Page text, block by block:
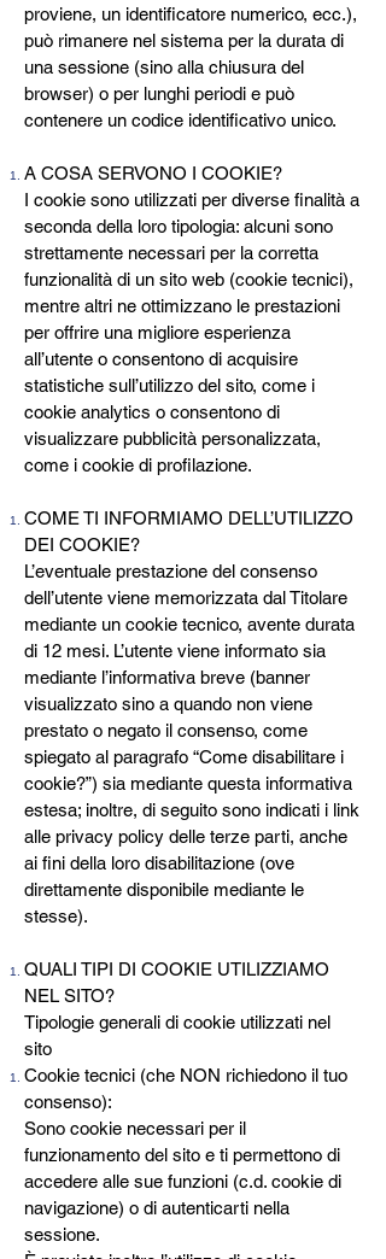
proviene, un identificatore numerico, ecc.),
può rimanere nel sistema per la durata di
una sessione (sino alla chiusura del
browser) o per lunghi periodi e può
contenere un codice identificativo unico.
A COSA SERVONO I COOKIE?
I cookie sono utilizzati per diverse finalità a
seconda della loro tipologia: alcuni sono
strettamente necessari per la corretta
funzionalità di un sito web (cookie tecnici),
mentre altri ne ottimizzano le prestazioni
per offrire una migliore esperienza
all’utente o consentono di acquisire
statistiche sull’utilizzo del sito, come i
cookie analytics o consentono di
visualizzare pubblicità personalizzata,
come i cookie di profilazione.
COME TI INFORMIAMO DELL’UTILIZZO
DEI COOKIE?
L’eventuale prestazione del consenso
dell’utente viene memorizzata dal Titolare
mediante un cookie tecnico, avente durata
di 12 mesi. L’utente viene informato sia
mediante l’informativa breve (banner
visualizzato sino a quando non viene
prestato o negato il consenso, come
spiegato al paragrafo “Come disabilitare i
cookie?”) sia mediante questa informativa
estesa; inoltre, di seguito sono indicati i link
alle privacy policy delle terze parti, anche
ai fini della loro disabilitazione (ove
direttamente disponibile mediante le
stesse).
QUALI TIPI DI COOKIE UTILIZZIAMO
NEL SITO?
Tipologie generali di cookie utilizzati nel
sito
Cookie tecnici (che NON richiedono il tuo
consenso):
Sono cookie necessari per il
funzionamento del sito e ti permettono di
accedere alle sue funzioni (c.d. cookie di
navigazione) o di autenticarti nella
sessione.